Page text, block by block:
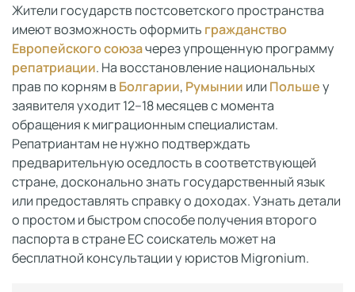
Жители государств постсоветского пространства
имеют возможность оформить гражданство
Европейского союзачерез упрощенную программу
репатриации. На восстановление национальных
прав по корням вБолгарии, Румынии или Польшеу
заявителя уходит 12–18 месяцев с момента
обращения к миграционным специалистам.
Репатриантам не нужно подтверждать
предварительную оседлость в соответствующей
стране, досконально знать государственный язык
или предоставлять справку о доходах. Узнать детали
о простом и быстром способе получения второго
паспорта в стране ЕС соискатель может на
бесплатной консультации у юристов Migronium.